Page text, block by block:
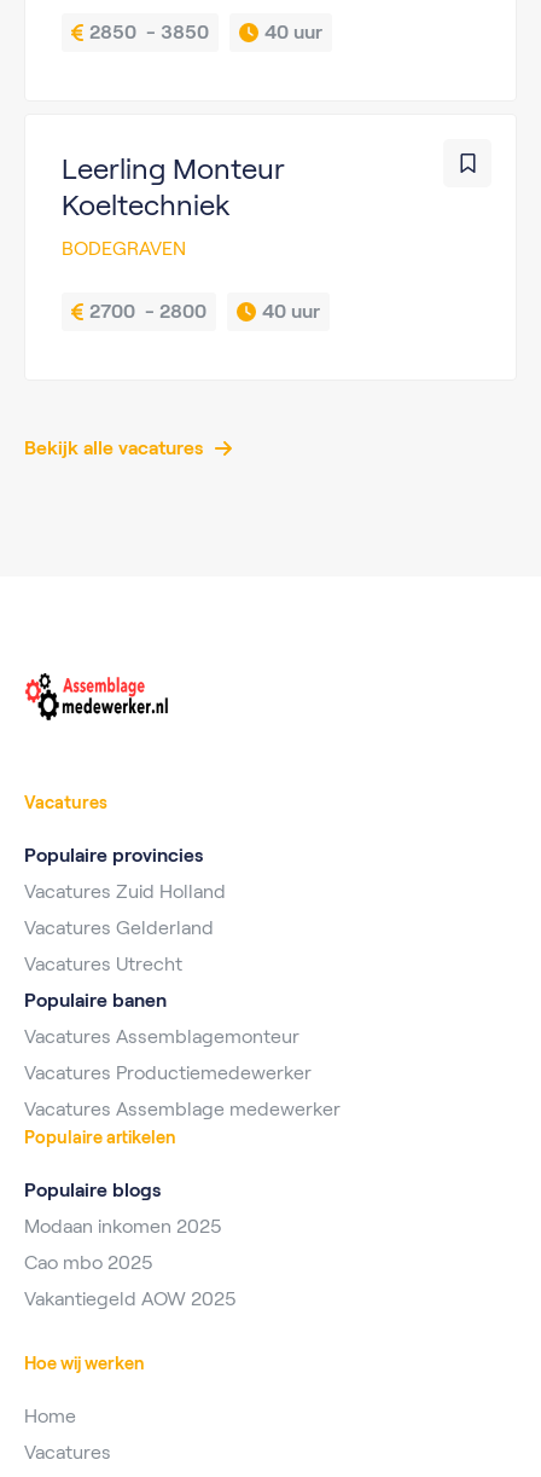
2850  - 3850 40 uur
Leerling Monteur
Koeltechniek
BODEGRAVEN
2700  - 2800 40 uur
Bekijk alle vacatures
Vacatures
Populaire provincies
Vacatures Zuid Holland
Vacatures Gelderland
Vacatures Utrecht
Populaire banen
Vacatures Assemblagemonteur
Vacatures Productiemedewerker
Vacatures Assemblage medewerker
Populaire artikelen
Populaire blogs
Modaan inkomen 2025
Cao mbo 2025
Vakantiegeld AOW 2025
Hoe wij werken
Home
Vacatures